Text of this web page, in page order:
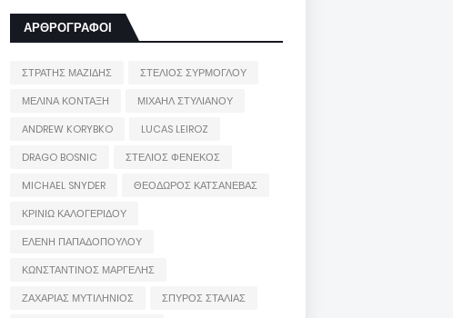
ΑΡΘΡΟΓΡΑΦΟΙ
ΣΤΡΑΤΗΣ ΜΑΖΙΔΗΣ
ΣΤΕΛΙΟΣ ΣΥΡΜΟΓΛΟΥ
ΜΕΛΙΝΑ ΚΟΝΤΑΞΗ
ΜΙΧΑΗΛ ΣΤΥΛΙΑΝΟΥ
ANDREW KORYBKO
LUCAS LEIROZ
DRAGO BOSNIC
ΣΤΕΛΙΟΣ ΦΕΝΕΚΟΣ
MICHAEL SNYDER
ΘΕΟΔΩΡΟΣ ΚΑΤΣΑΝΕΒΑΣ
ΚΡΙΝΙΩ ΚΑΛΟΓΕΡΙΔΟΥ
ΕΛΕΝΗ ΠΑΠΑΔΟΠΟΥΛΟΥ
ΚΩΝΣΤΑΝΤΙΝΟΣ ΜΑΡΓΕΛΗΣ
ΖΑΧΑΡΙΑΣ ΜΥΤΙΛΗΝΙΟΣ
ΣΠΥΡΟΣ ΣΤΑΛΙΑΣ